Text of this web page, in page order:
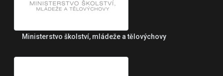
Ministerstvo školství, mládeže a tělovýchovy